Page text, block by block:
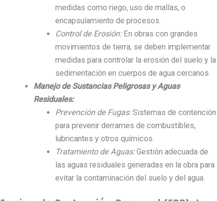
medidas como riego, uso de mallas, o
encapsulamiento de procesos.
Control de Erosión:En obras con grandes
movimientos de tierra, se deben implementar
medidas para controlar la erosión del suelo y la
sedimentación en cuerpos de agua cercanos.
Manejo de Sustancias Peligrosas y Aguas
Residuales:
Prevención de Fugas:Sistemas de contención
para prevenir derrames de combustibles,
lubricantes y otros químicos.
Tratamiento de Aguas:Gestión adecuada de
las aguas residuales generadas en la obra para
evitar la contaminación del suelo y del agua.